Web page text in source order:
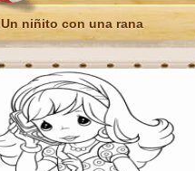
Un niñito con una rana